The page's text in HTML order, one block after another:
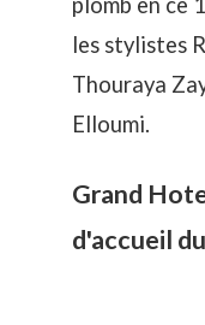
les stylistes
Thouraya
Elloumi.
Grand
d'accueil